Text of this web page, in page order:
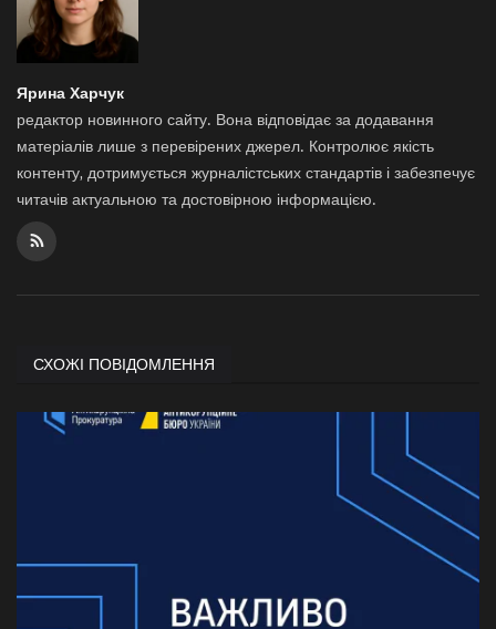
Ярина Харчук
редактор новинного сайту. Вона відповідає за додавання
матеріалів лише з перевірених джерел. Контролює якість
контенту, дотримується журналістських стандартів і забезпечує
читачів актуальною та достовірною інформацією.
СХОЖІ ПОВІДОМЛЕННЯ